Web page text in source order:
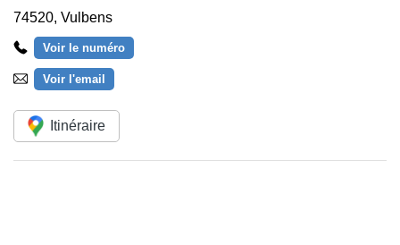
74520, Vulbens
Voir le numéro
Voir l'email
Itinéraire